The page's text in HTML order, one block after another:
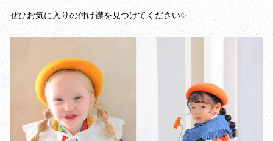
ぜひお気に入りの付け襟を見つけてください✨